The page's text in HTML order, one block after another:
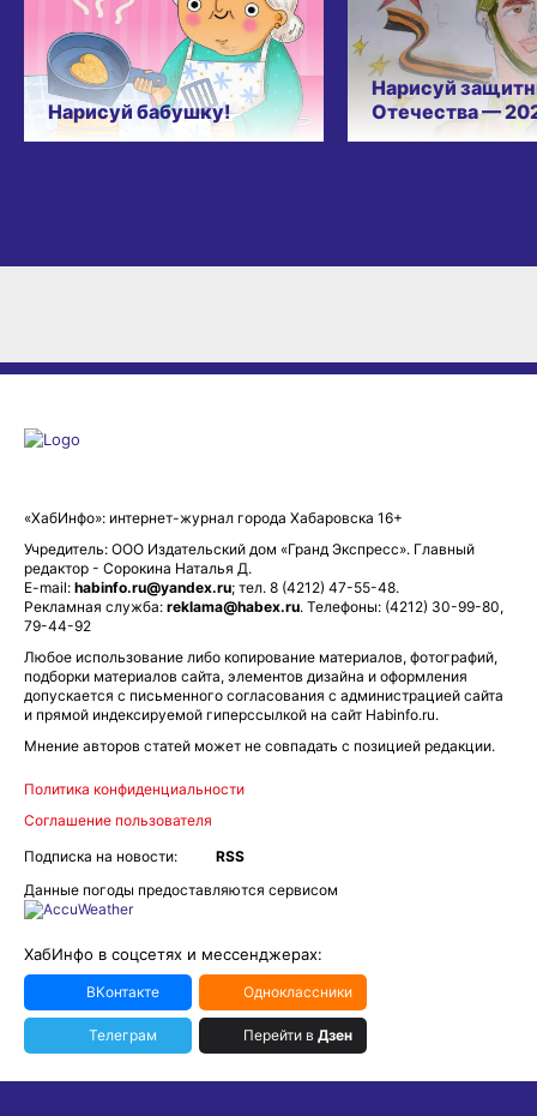
Нарисуй бабушку!
Нарисуй
Отечества —
«ХабИнфо»: интернет-журнал города Хабаровска 16+
Учредитель: ООО Издательский дом «Гранд Экспресс». Главный
редактор - Сорокина Наталья Д.
E-mail: habinfo.ru@yandex.ru; тел. 8 (4212) 47-55-48.
Рекламная служба: reklama@habex.ru. Телефоны: (4212) 30-99-80,
79-44-92
Любое использование либо копирование материалов, фотографий,
подборки материалов сайта, элементов дизайна и оформления
допускается с письменного согласования с администрацией сайта
и прямой индексируемой гиперссылкой на сайт Habinfo.ru.
Мнение авторов статей может не совпадать с позицией редакции.
Политика конфиденциальности
Соглашение пользователя
Подписка на новости:
RSS
Данные погоды предоставляются сервисом
ХабИнфо в соцсетях и мессенджерах:
ВКонтакте Одноклассники
Телеграм Перейти в Дзен